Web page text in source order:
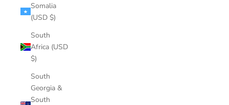
Somalia
(USD $)
South
Africa (USD
$)
South
Georgia &
South